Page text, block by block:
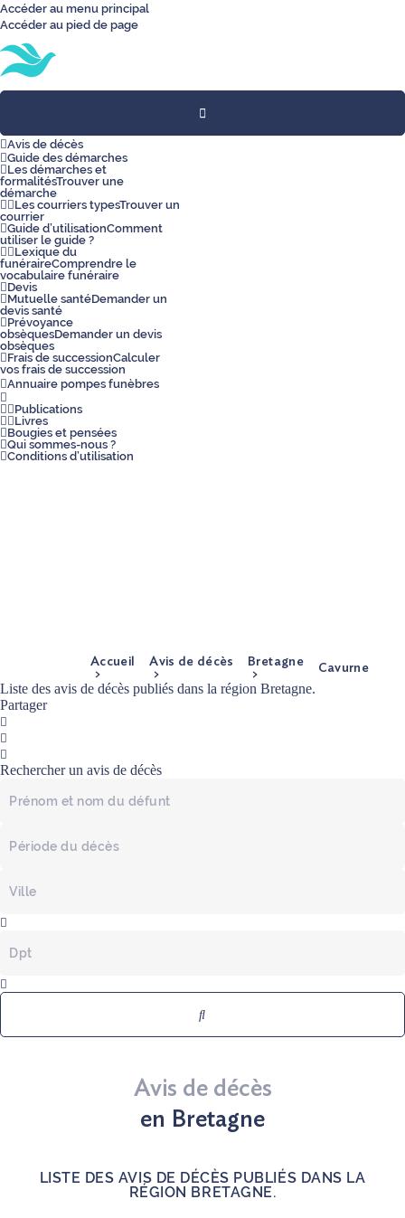
Accéder au menu principal
Accéder au pied de page
Toggle
navigation
Avis de décès
Guide des démarches
Les démarches et
formalitésTrouver une
démarche
Les courriers typesTrouver un
courrier
Guide d’utilisationComment
utiliser le guide ?
Lexique du
funéraireComprendre le
vocabulaire funéraire
Devis
Mutuelle santéDemander un
devis santé
Prévoyance
obsèquesDemander un devis
obsèques
Frais de successionCalculer
vos frais de succession
Annuaire pompes funèbres
Publications
Livres
Bougies et pensées
Qui sommes-nous ?
Conditions d’utilisation
Accueil Avis de décès Bretagne Cavurne
Liste des avis de décès publiés dans la région Bretagne.
Partager
Facebook
Twitter
Mail
Rechercher un avis de décès
défunt
du
du
du
Avis de décès
en Bretagne
LISTE DES AVIS DE DÉCÈS PUBLIÉS DANS LA
RÉGION BRETAGNE.